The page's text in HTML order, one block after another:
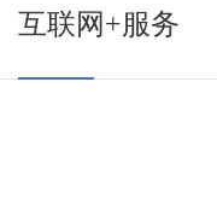
互联网+服务